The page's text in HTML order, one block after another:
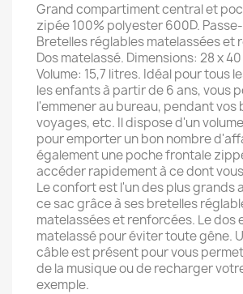
Grand compartiment central et
zipée 100% polyester 600D.
Bretelles réglables matelassées et
Dos matelassé. Dimensions: 28 x 40
Volume: 15,7 litres. Idéal pour tous
les enfants à partir de 6 ans, vous
l'emmener au bureau, pendant vos
voyages, etc. Il dispose d'un
pour emporter un bon nombre
également une poche frontale
accéder rapidement à ce dont
Le confort est l'un des plus grands
ce sac grâce à ses bretelles
matelassées et renforcées. Le dos
matelassé pour éviter toute gêne.
câble est présent pour vous
de la musique ou de recharger
exemple.